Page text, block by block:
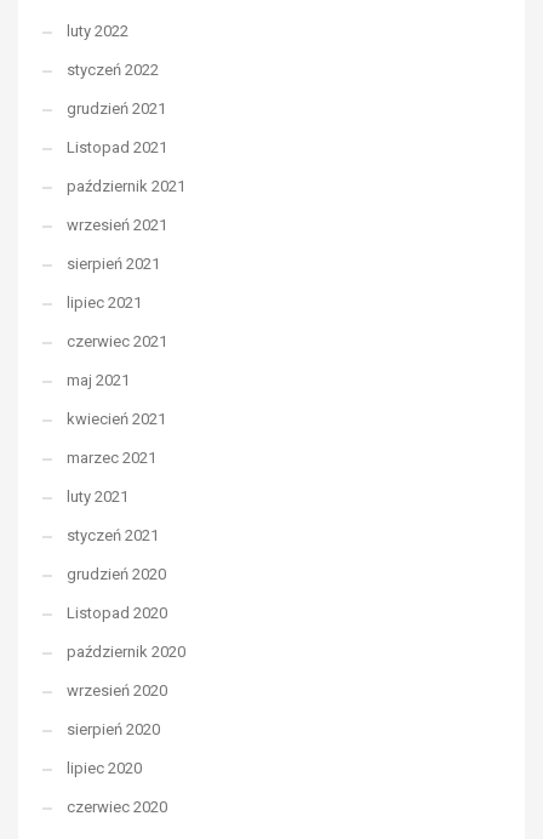
luty 2022
styczeń 2022
grudzień 2021
Listopad 2021
październik 2021
wrzesień 2021
sierpień 2021
lipiec 2021
czerwiec 2021
maj 2021
kwiecień 2021
marzec 2021
luty 2021
styczeń 2021
grudzień 2020
Listopad 2020
październik 2020
wrzesień 2020
sierpień 2020
lipiec 2020
czerwiec 2020